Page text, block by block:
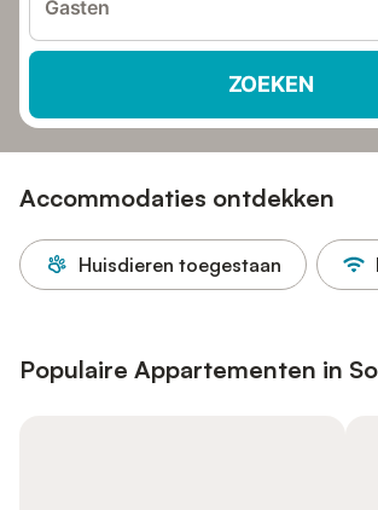
Gasten
ZOEKEN
Accommodaties ontdekken
Huisdieren toegestaan
Populaire Appartementen in